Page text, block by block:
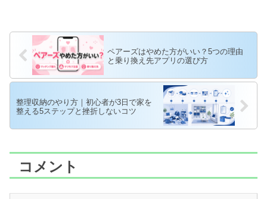
ペアーズはやめた方がいい？5つの理由
と乗り換え先アプリの選び方
整理収納のやり方｜初心者が3日で家を
整える5ステップと挫折しないコツ
コメント